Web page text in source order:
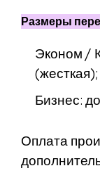
Размеры
Эконом /
(жесткая);
Бизнес:
Оплата